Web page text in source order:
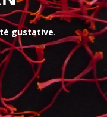
gustative.